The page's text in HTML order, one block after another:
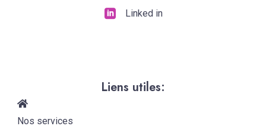
Linked in
Liens utiles:
Nos services